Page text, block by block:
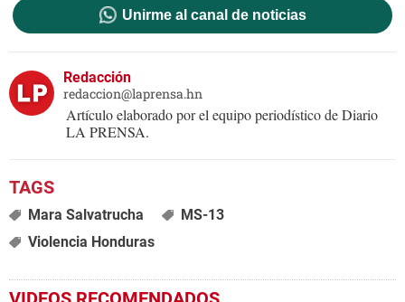
Unirme al canal de noticias
Redacción
redaccion@laprensa.hn
Artículo elaborado por el equipo periodístico de Diario
LA PRENSA.
Mara Salvatrucha
MS-13
Violencia Honduras